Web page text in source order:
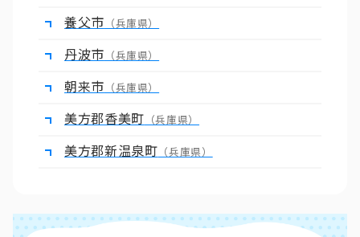
養父市 （兵庫県）
丹波市 （兵庫県）
朝来市 （兵庫県）
美方郡香美町 （兵庫県）
美方郡新温泉町 （兵庫県）